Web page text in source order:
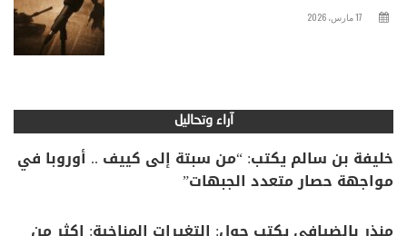
17 مارس، 2026
آراء وتحاليل
خليفة بن سالم يكتب: “من سبتة إلى كييف .. أوروبا في
مواجهة حصار متعدد الجبهات”